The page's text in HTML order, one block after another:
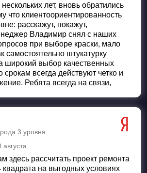
лет, вновь обратились
что клиентоориентированность
расскажут, покажут,
Владимир снял с наших
при выборе краски, мало
самостоятельно штукатурку
широкий выбор качественных
всегда действуют четко и
Ребята всегда на связи,
3 уровня
из 5
августа
здесь рассчитать проект ремонта
квадрата на выгодных условиях